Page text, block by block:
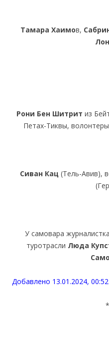
Тамара Хаимов,
Рони Бен Шитрит из
Петах-Тиквы,
Сиван Кац (Тель-Авив),
У самовара журналистка
туротрасли Люда
Добавлено 13.01.2024, 00:52